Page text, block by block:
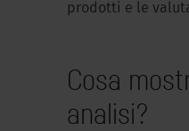
prodotti e le
Cosa
analisi?